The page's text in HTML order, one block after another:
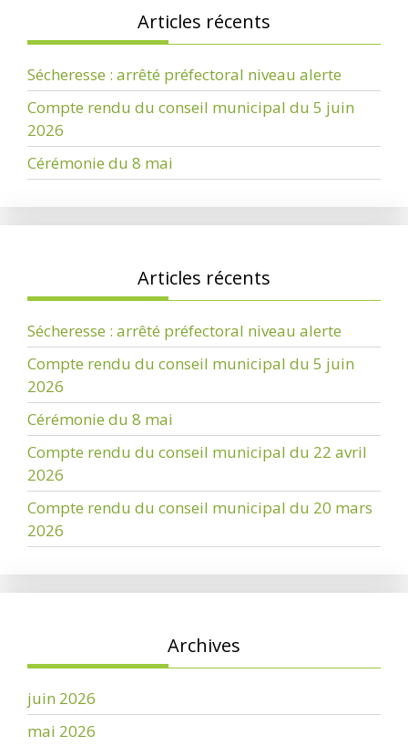
Articles récents
Sécheresse : arrêté préfectoral niveau alerte
Compte rendu du conseil municipal du 5 juin
2026
Cérémonie du 8 mai
Articles récents
Sécheresse : arrêté préfectoral niveau alerte
Compte rendu du conseil municipal du 5 juin
2026
Cérémonie du 8 mai
Compte rendu du conseil municipal du 22 avril
2026
Compte rendu du conseil municipal du 20 mars
2026
Archives
juin 2026
mai 2026